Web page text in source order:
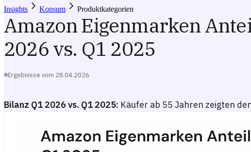
Insights
Konsum Produktkategorien
Amazon Eigenmarken
2026 vs. Q1 2025
Ergebnisse vom 28.04.2026
Bilanz Q1 2026 vs. Q1 2025: Käufer ab 55 Jahren zeigten